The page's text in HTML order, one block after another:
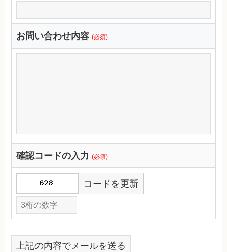
お問い合わせ内容 (必須)
確認コードの入力(必須)
コードを更新
上記の内容でメールを送る